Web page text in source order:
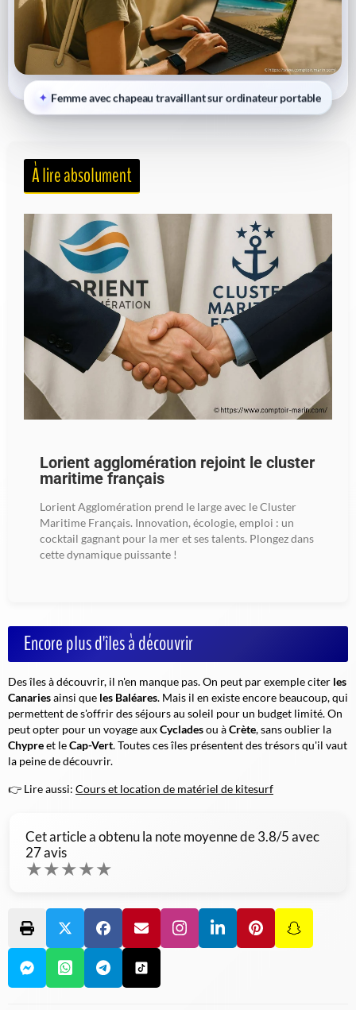
Femme avec chapeau travaillant sur ordinateur portable
À lire absolument
Lorient agglomération rejoint le cluster
maritime français
Lorient Agglomération prend le large avec le Cluster
Maritime Français. Innovation, écologie, emploi : un
cocktail gagnant pour la mer et ses talents. Plongez dans
cette dynamique puissante !
Encore plus d'îles à découvrir
Des îles à découvrir, il n'en manque pas. On peut par exemple citer les
Canariesainsi que les Baléares. Mais il en existe encore beaucoup, qui
permettent de s'offrir des séjours au soleil pour un budget limité. On
peut opter pour un voyage auxCycladesou àCrète, sans oublier la
Chypreet leCap-Vert. Toutes ces îles présentent des trésors qu'il vaut
la peine de découvrir.
👉 Lire aussi: Cours et location de matériel de kitesurf
Cet article a obtenu la note moyenne de3.8/5 avec
27avis
★★★★★